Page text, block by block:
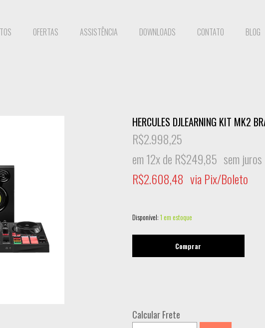
OFERTAS ASSISTÊNCIA DOWNLOADS CONTATO BLOG
HERCULES DJLEARNING KIT MK2
R$2.998,25
em 12x de R$249,85 sem juros
R$2.608,48 via Pix/Boleto
Disponível:1 em estoque
Comprar
Calcular Frete